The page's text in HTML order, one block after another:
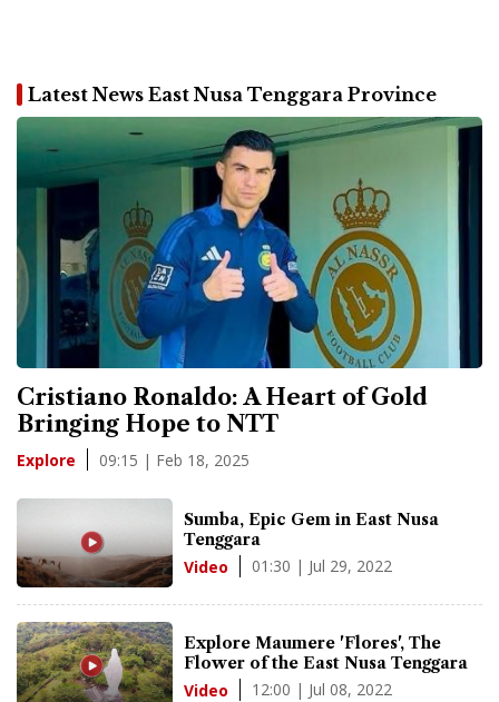
Latest News East Nusa Tenggara Province
Cristiano Ronaldo: A Heart of Gold
Bringing Hope to NTT
Explore 09:15 | Feb 18, 2025
Sumba, Epic Gem in East Nusa
Tenggara
Video 01:30 | Jul 29, 2022
Explore Maumere 'Flores', The
Flower of the East Nusa Tenggara
Video 12:00 | Jul 08, 2022